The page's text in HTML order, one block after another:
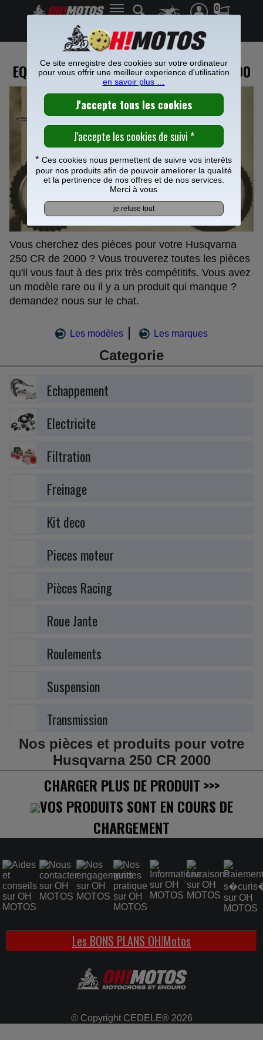
0
Frais de port offerts à partir de 49€
EQUIPEZ VOTRE HUSQVARNA 250 CR 2000
Vous cherchez des pièces pour votre Husqvarna
250 CR de 2000 ? Vous trouverez toutes les pièces
qu'il vous faut à des prix très compétitifs. Vous avez
un modèle rare ou il y a un produit qui manque ?
demandez nous sur le chat.
Les modèles | Les marques
Categorie
Echappement
Electricite
Filtration
Freinage
Kit deco
Pieces moteur
Pièces Racing
Roue Jante
Roulements
Suspension
Transmission
Nos pièces et produits pour votre
Husqvarna 250 CR 2000
CHARGER PLUS DE PRODUIT >>>
VOS PRODUITS SONT EN COURS DE
CHARGEMENT
Les BONS PLANS OH!Motos
© Copyright CEDELE® 2026
Ce site enregistre des cookies sur votre ordinateur
pour vous offrir une meilleur experience d'utilisation
en savoir plus …
* Ces cookies nous permettent de suivre vos interêts
pour nos produits afin de pouvoir ameliorer la qualité
et la pertinence de nos offres et de nos services.
Merci à vous